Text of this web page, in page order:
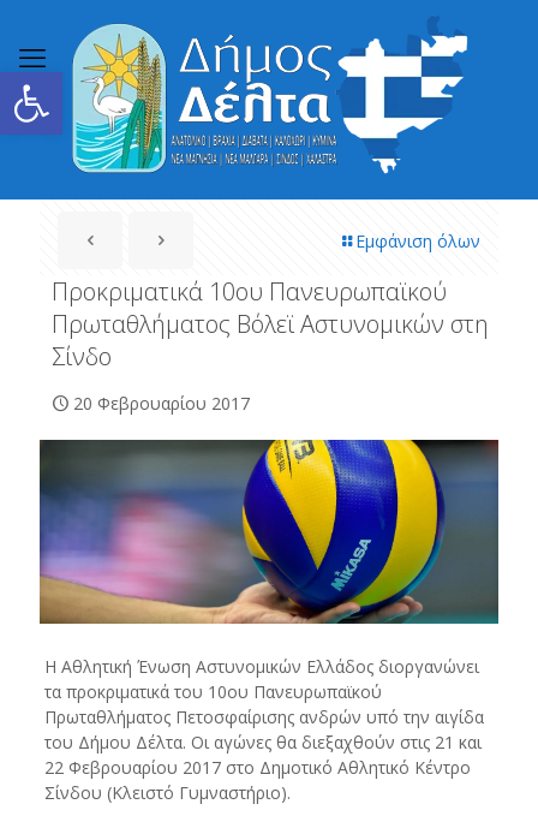
Ανοίξτε τη γραμμή εργαλείων
Εμφάνιση όλων
Προκριματικά 10ου Πανευρωπαϊκού
Πρωταθλήματος Βόλεϊ Αστυνομικών στη
Σίνδο
20 Φεβρουαρίου 2017
Η Αθλητική Ένωση Αστυνομικών Ελλάδος διοργανώνει
τα προκριματικά του 10ου Πανευρωπαϊκού
Πρωταθλήματος Πετοσφαίρισης ανδρών υπό την αιγίδα
του Δήμου Δέλτα. Οι αγώνες θα διεξαχθούν στις 21 και
22 Φεβρουαρίου 2017 στο Δημοτικό Αθλητικό Κέντρο
Σίνδου (Κλειστό Γυμναστήριο).